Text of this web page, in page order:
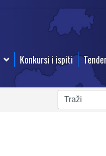
Konkursi i ispiti